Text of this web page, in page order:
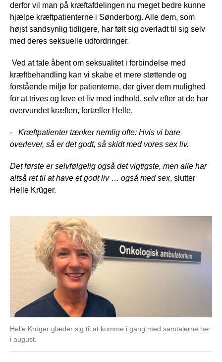
derfor vil man på kræftafdelingen nu meget bedre kunne
hjælpe kræftpatienterne i Sønderborg. Alle dem, som
højst sandsynlig tidligere, har følt sig overladt til sig selv
med deres seksuelle udfordringer.
Ved at tale åbent om seksualitet i forbindelse med
kræftbehandling kan vi skabe et mere støttende og
forstående miljø for patienterne, der giver dem mulighed
for at trives og leve et liv med indhold, selv efter at de har
overvundet kræften, fortæller Helle.
- Kræftpatienter tænker nemlig ofte: Hvis vi bare
overlever, så er det godt, så skidt med vores sex liv.
Det første er selvfølgelig også det vigtigste, men alle har
altså ret til at have et godt liv… også med sex, slutter
Helle Krüger.
Helle Krüger glæder sig til at komme i gang med samtalerne her
i august.